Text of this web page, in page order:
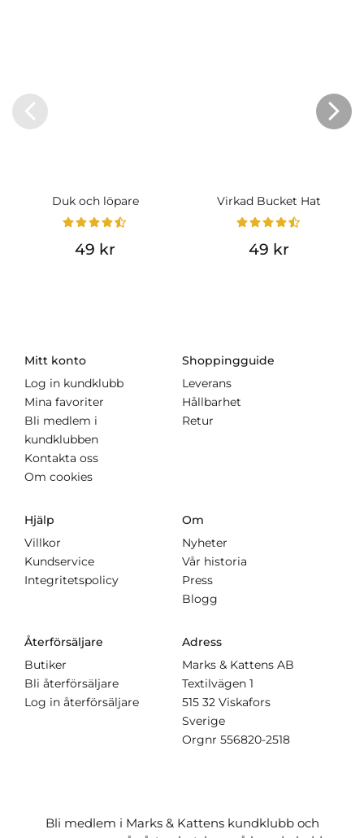
Duk och löpare
49 kr
Virkad Bucket Hat
49 kr
Mitt konto
Log in kundklubb
Mina favoriter
Bli medlem i
kundklubben
Kontakta oss
Om cookies
Shoppingguide
Leverans
Hållbarhet
Retur
Hjälp
Villkor
Kundservice
Integritetspolicy
Om
Nyheter
Vår historia
Press
Blogg
Återförsäljare
Butiker
Bli återförsäljare
Log in återförsäljare
Adress
Marks & Kattens AB
Textilvägen 1
515 32 Viskafors
Sverige
Orgnr 556820-2518
Bli medlem i Marks & Kattens kundklubb och